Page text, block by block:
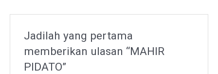
Jadilah yang pertama
memberikan ulasan “MAHIR
PIDATO”